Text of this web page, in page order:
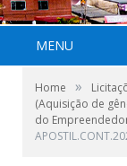
MENU
Home »
(Aquisição de
do